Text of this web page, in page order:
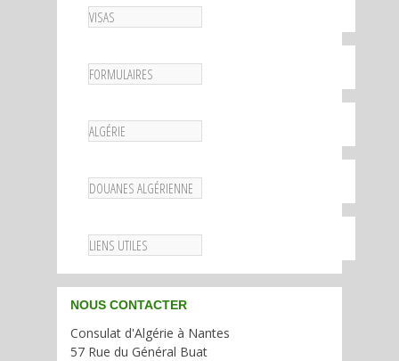
VISAS
FORMULAIRES
ALGÉRIE
DOUANES ALGÉRIENNE
LIENS UTILES
NOUS CONTACTER
Consulat d'Algérie à Nantes
57 Rue du Général Buat